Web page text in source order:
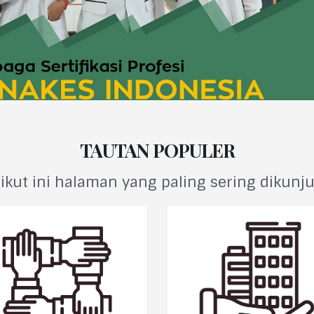
TAUTAN POPULER
ini halaman yang paling sering